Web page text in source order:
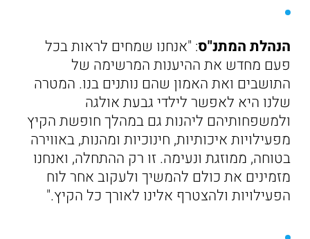
הנהלת המתנ"ס: "אנחנו שמחים לראות בכל
פעם מחדש את ההיענות המרשימה של
התושבים ואת האמון שהם נותנים בנו. המטרה
שלנו היא לאפשר לילדי גבעת אולגה
ולמשפחותיהם ליהנות גם במהלך חופשת הקיץ
מפעילויות איכותיות, חינוכיות ומהנות, באווירה
בטוחה, ממוזגת ונעימה. זו רק ההתחלה, ואנחנו
מזמינים את כולם להמשיך ולעקוב אחר לוח
הפעילויות ולהצטרף אלינו לאורך כל הקיץ."